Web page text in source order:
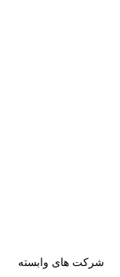
شرکت های وابسته